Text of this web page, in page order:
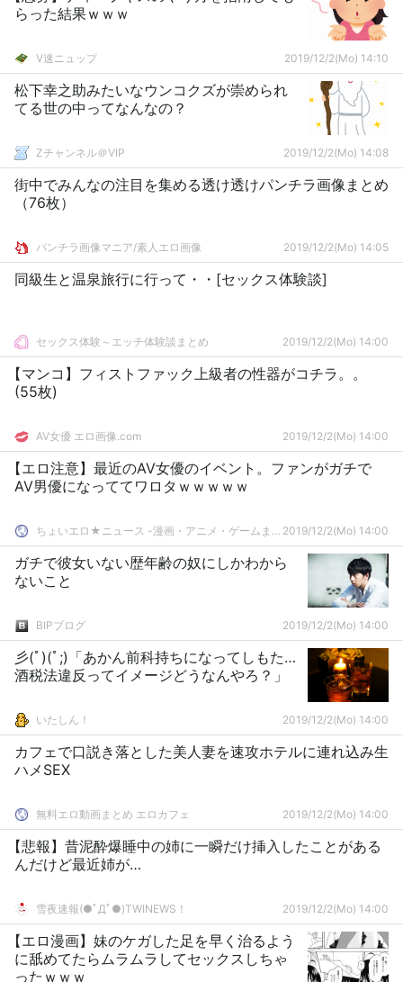
らった結果ｗｗｗ
V速ニュップ 2019/12/2(Mo) 14:10
松下幸之助みたいなウンコクズが崇められ
てる世の中ってなんなの？
Zチャンネル＠VIP 2019/12/2(Mo) 14:08
街中でみんなの注目を集める透け透けパンチラ画像まとめ
（76枚）
パンチラ画像マニア/素人エロ画像 2019/12/2(Mo) 14:05
同級生と温泉旅行に行って・・[セックス体験談]
セックス体験～エッチ体験談まとめ 2019/12/2(Mo) 14:00
【マンコ】フィストファック上級者の性器がコチラ。。
(55枚)
AV女優 エロ画像.com 2019/12/2(Mo) 14:00
【エロ注意】最近のAV女優のイベント。ファンがガチで
AV男優になっててワロタｗｗｗｗｗ
ちょいエロ★ニュース -漫画・アニメ・ゲームまとめ- 2019/12/2(Mo) 14:00
ガチで彼女いない歴年齢の奴にしかわから
ないこと
BIPブログ 2019/12/2(Mo) 14:00
彡(ﾟ)(ﾟ;)「あかん前科持ちになってしもた…
酒税法違反ってイメージどうなんやろ？」
いたしん！ 2019/12/2(Mo) 14:00
カフェで口説き落とした美人妻を速攻ホテルに連れ込み生
ハメSEX
無料エロ動画まとめ エロカフェ 2019/12/2(Mo) 14:00
【悲報】昔泥酔爆睡中の姉に一瞬だけ挿入したことがある
んだけど最近姉が…
雪夜速報(●ﾟДﾟ●)TWINEWS！ 2019/12/2(Mo) 14:00
【エロ漫画】妹のケガした足を早く治るよう
に舐めてたらムラムラしてセックスしちゃ
ったｗｗｗ